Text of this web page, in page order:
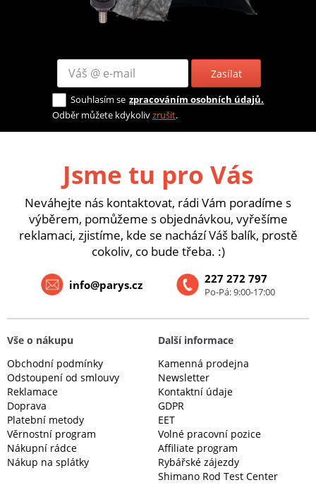
Zasílat
Souhlasím se zpracováním osobních údajů.
Odběr můžete kdykolivzrušit.
Jsme tu pro Vás
Neváhejte nás kontaktovat, rádi Vám poradíme s
výběrem, pomůžeme s objednávkou, vyřešíme
reklamaci, zjistíme, kde se nachází Váš balík, prostě
cokoliv, co bude třeba. :)
227 272 797
Po-Pá: 9:00-17:00
info@parys.cz
Vše o nákupu
Obchodní podmínky
Odstoupení od smlouvy
Reklamace
Doprava
Platební metody
Věrnostní program
Nákupní rádce
Nákup na splátky
Další informace
Kamenná prodejna
Newsletter
Kontaktní údaje
GDPR
EET
Volné pracovní pozice
Affiliate program
Rybářské zájezdy
Shimano Rod Test Center